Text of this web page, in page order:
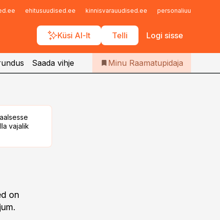
ehitusuudised.ee kinnisvarauudised.ee personaliuudised.ee
Küsi AI-lt Telli Logi sisse
Iseteenindus
Telli Raamatupidaja
Saada vihje Minu Raamatupidaja
vajalik
on